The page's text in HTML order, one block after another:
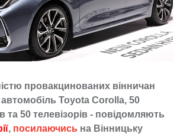
провакцинованих вінничан
автомобіль Toyota Corolla, 50
та 50 телевізорів - повідомляють
, посилаючись на Вінницьку